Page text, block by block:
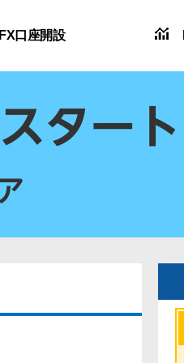
FX口座開設